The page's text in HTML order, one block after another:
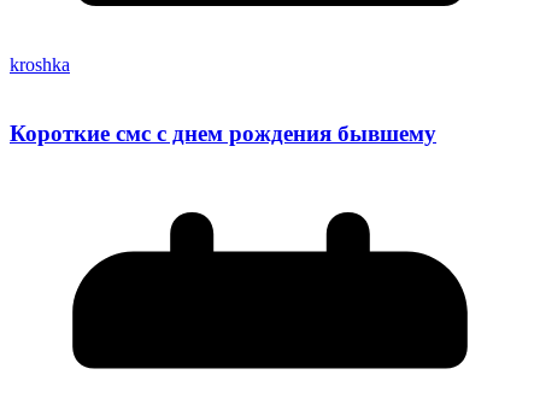
kroshka
Короткие смс с днем рождения бывшему